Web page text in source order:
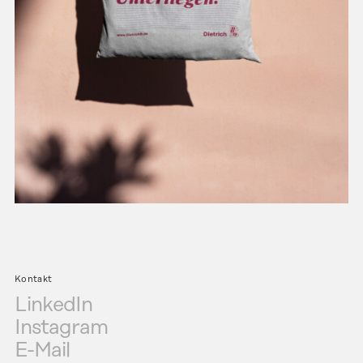
Kontakt
LinkedIn
Instagram
E-Mail